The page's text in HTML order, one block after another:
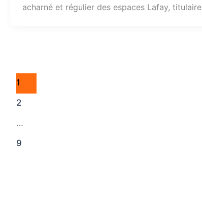
acharné et régulier des espaces Lafay, titulaire
1
2
…
9